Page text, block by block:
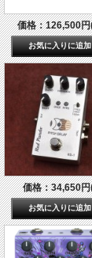
価格：126,500
価格：34,650